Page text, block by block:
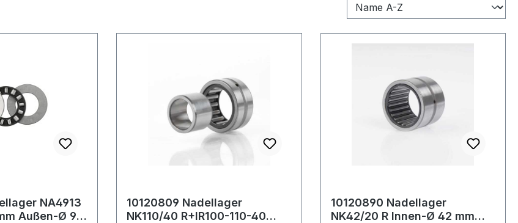
NA4913
Außen-Ø 90
10120809 Nadellager
NK110/40 R+IR100-110-40
10120890 Nadellager
NK42/20 R Innen-Ø 42 mm